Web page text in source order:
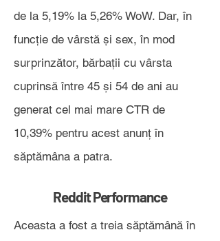
de la 5,19% la 5,26% WoW. Dar, în
funcție de vârstă și sex, în mod
surprinzător, bărbații cu vârsta
cuprinsă între 45 și 54 de ani au
generat cel mai mare CTR de
10,39% pentru acest anunț în
săptămâna a patra.
Reddit Performance
Aceasta a fost a treia săptămână în